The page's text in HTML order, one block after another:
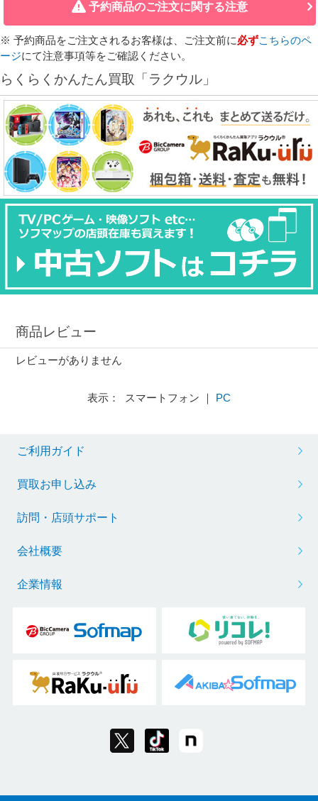
予約商品のご注文に関する注意
※ 予約商品をご注文されるお客様は、ご注文前に必ずこちらのペ
ージにて注意事項等をご確認ください。
らくらくかんたん買取「ラクウル」
商品レビュー
レビューがありません
表示： スマートフォン ｜ PC
ご利用ガイド
買取お申し込み
訪問・店頭サポート
会社概要
企業情報